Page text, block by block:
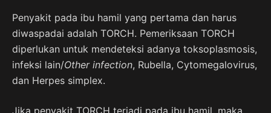
Penyakit pada ibu hamil yang pertama dan harus
diwaspadai adalah TORCH. Pemeriksaan TORCH
diperlukan untuk mendeteksi adanya toksoplasmosis,
infeksi lain/Other infection, Rubella, Cytomegalovirus,
dan Herpes simplex.
Jika penyakit TORCH terjadi pada ibu hamil, maka